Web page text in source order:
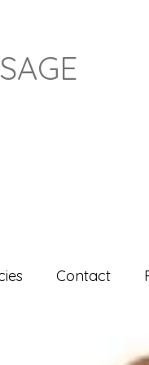
Contact